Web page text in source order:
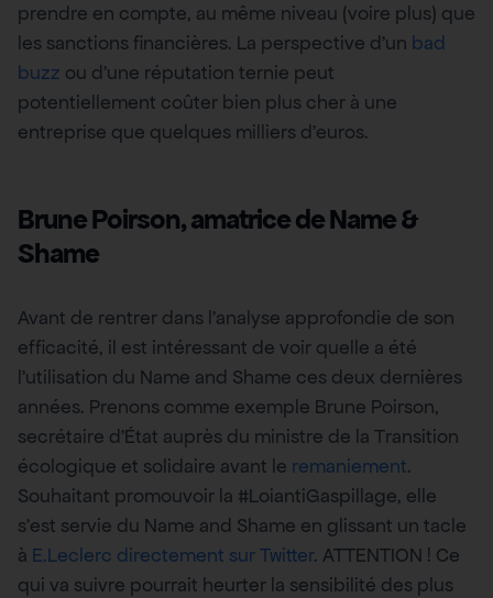
prendre en compte, au même niveau (voire plus) que
les sanctions financières. La perspective d’un bad
buzz ou d’une réputation ternie peut
potentiellement coûter bien plus cher à une
entreprise que quelques milliers d’euros.
Brune Poirson, amatrice de Name &
Shame
Avant de rentrer dans l’analyse approfondie de son
efficacité, il est intéressant de voir quelle a été
l’utilisation du Name and Shame ces deux dernières
années. Prenons comme exemple Brune Poirson,
secrétaire d’État auprès du ministre de la Transition
écologique et solidaire avant le remaniement.
Souhaitant promouvoir la #LoiantiGaspillage, elle
s’est servie du Name and Shame en glissant un tacle
à E.Leclerc directement sur Twitter. ATTENTION ! Ce
qui va suivre pourrait heurter la sensibilité des plus